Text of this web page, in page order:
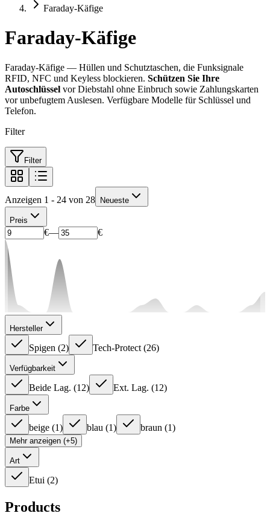
Faraday-Käfige
Faraday-Käfige
Faraday-Käfige — Hüllen und Schutztaschen, die Funksignale
RFID, NFC und Keyless blockieren. Schützen Sie Ihre
Autoschlüssel vor Diebstahl ohne Einbruch sowie Zahlungskarten
vor unbefugtem Auslesen. Verfügbare Modelle für Schlüssel und
Telefon.
Filter
Filter
Anzeigen 1 - 24 von 28 Neueste
Preis
€— €
Hersteller
Spigen (2) Tech-Protect (26)
Verfügbarkeit
Beide Lag. (12) Ext. Lag. (12)
Farbe
beige (1) blau (1) braun (1)
Mehr anzeigen (+5)
Art
Etui (2)
Products